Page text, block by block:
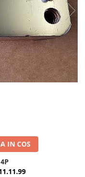
IN COS